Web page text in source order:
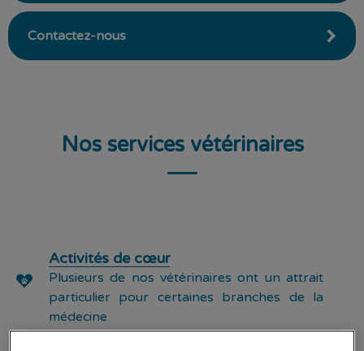
Contactez-nous
Nos services vétérinaires
Activités de cœur
Plusieurs de nos vétérinaires ont un attrait
particulier pour certaines branches de la
médecine